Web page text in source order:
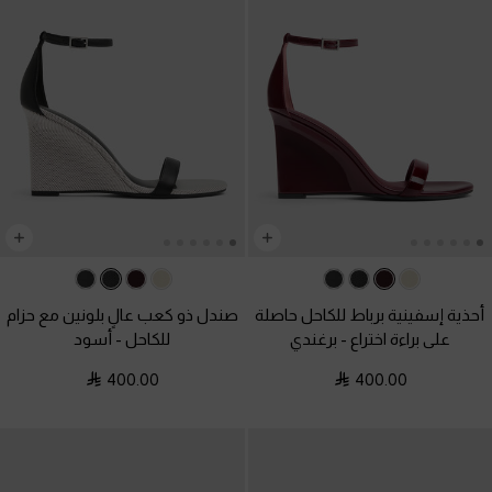
أحذية إسفينية برباط للكاحل حاصلة
على براءة اختراع - برغندي
400.00
صندل ذو كعب عالٍ بلونين مع حزام
للكاحل - أسود
400.00